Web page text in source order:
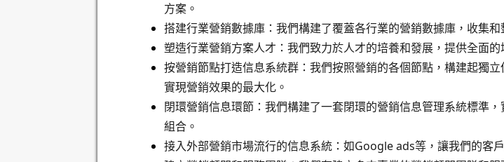
方案。 ​
搭建行業營銷數據庫：我們構建了覆蓋各行業的營銷數據庫，收集
塑造行業營銷方案人才：我們致力於人才的培養和發展，提供全面
按營銷節點打造信息系統群：我們按照營銷的各個節點，構建起獨
實現營銷效果的最大化。
閉環營銷信息環節：我們構建了一套閉環的營銷信息管理系統標準
組合。 ​
接入外部營銷市場流行的信息系統：如Google ads等，讓我們的客